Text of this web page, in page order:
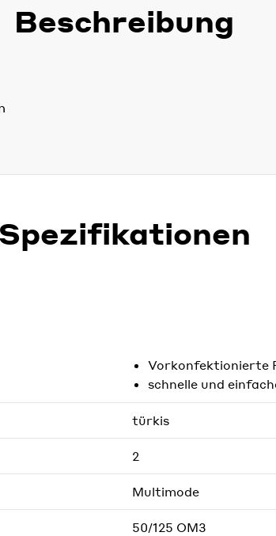
Beschreibung
Spezifikationen
Vorkonfektionierte
schnelle und
türkis
2
Multimode
50/125 OM3